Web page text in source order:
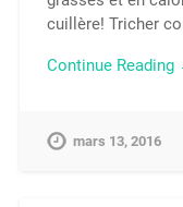
cuillère! Tricher
Continue Reading
mars 13, 2016